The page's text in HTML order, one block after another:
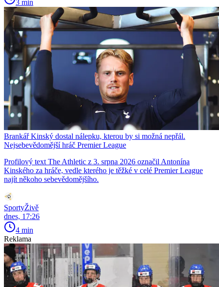
3 min
Brankář Kinský dostal nálepku, kterou by si možná nepřál.
Nejsebevědomější hráč Premier League
Profilový text The Athletic z 3. srpna 2026 označil Antonína
Kinského za hráče, vedle kterého je těžké v celé Premier League
najít někoho sebevědomějšího.
SportyŽivě
dnes, 17:26
4 min
Reklama